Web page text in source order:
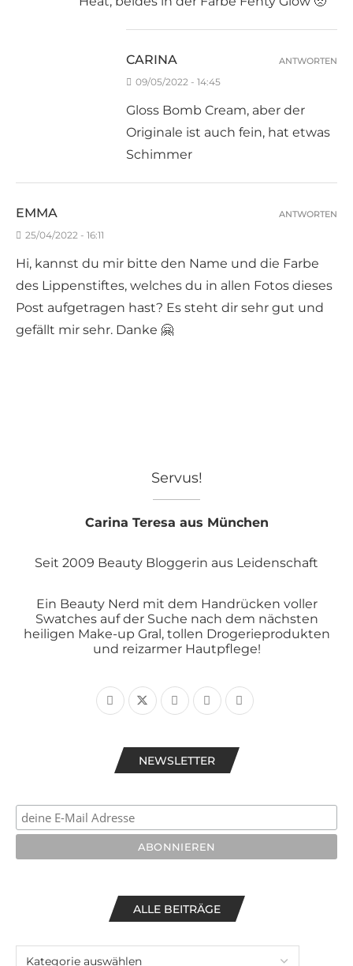
CARINA
09/05/2022 - 14:45
Gloss Bomb Cream, aber der
Originale ist auch fein, hat etwas
Schimmer
ANTWORTEN
EMMA
25/04/2022 - 16:11
Hi, kannst du mir bitte den Name und die Farbe
des Lippenstiftes, welches du in allen Fotos dieses
Post aufgetragen hast? Es steht dir sehr gut und
gefällt mir sehr. Danke 🤗
ANTWORTEN
Servus!
Carina Teresa aus München
Seit 2009 Beauty Bloggerin aus Leidenschaft
Ein Beauty Nerd mit dem Handrücken voller
Swatches auf der Suche nach dem nächsten
heiligen Make-up Gral, tollen Drogerieprodukten
und reizarmer Hautpflege!
NEWSLETTER
ALLE BEITRÄGE